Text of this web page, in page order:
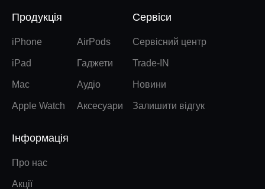
Продукція
iPhone
iPad
Mac
Apple Watch
AirPods
Гаджети
Аудіо
Аксесуари
Сервіси
Сервісний центр
Trade-IN
Новини
Залишити відгук
Інформація
Про нас
Акції